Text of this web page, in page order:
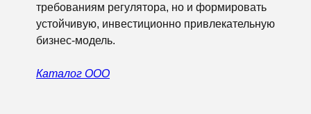
требованиям регулятора, но и формировать
устойчивую, инвестиционно привлекательную
бизнес-модель.
Каталог ООО